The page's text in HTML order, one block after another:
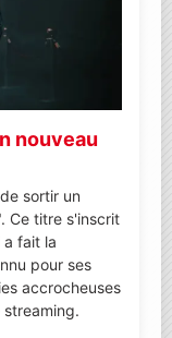
YouTube
nouveau
sortir un
Ce titre s'inscrit
fait la
pour ses
accrocheuses